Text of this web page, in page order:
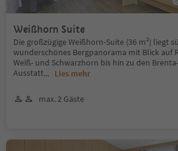
Weißhorn Suite
Die großzügige Weißhorn-Suite (36 m²) liegt
wunderschönes Bergpanorama mit Blick auf
Weiß- und Schwarzhorn bis hin zu den
Ausstatt... Lies mehr
max. 2 Gäste